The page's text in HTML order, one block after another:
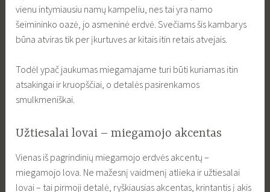
vienu intymiausiu namų kampeliu, nes tai yra namo
šeimininko oazė, jo asmeninė erdvė. Svečiams šis kambarys
būna atviras tik per įkurtuves ar kitais itin retais atvejais.
Todėl ypač jaukumas miegamajame turi būti kuriamas itin
atsakingai ir kruopščiai, o detalės pasirenkamos
smulkmeniškai.
Užtiesalai lovai – miegamojo akcentas
Vienas iš pagrindinių miegamojo erdvės akcentų –
miegamojo lova. Ne mažesnį vaidmenį atlieka ir užtiesalai
lovai – tai pirmoji detalė, ryškiausias akcentas, krintantis į akis